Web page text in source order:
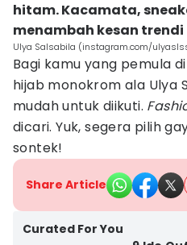
hitam. Kacamata,
menambah kesan trendi
Ulya Salsabila (instagram.com/
Bagi kamu yang pemula
hijab monokrom ala Ulya
mudah untuk diikuti.
dicari. Yuk, segera pilih
sontek!
Share Article
Curated For You